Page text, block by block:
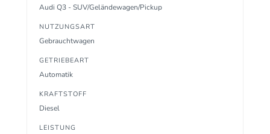
Audi Q3 - SUV/Geländewagen/Pickup
NUTZUNGSART
Gebrauchtwagen
GETRIEBEART
Automatik
KRAFTSTOFF
Diesel
LEISTUNG